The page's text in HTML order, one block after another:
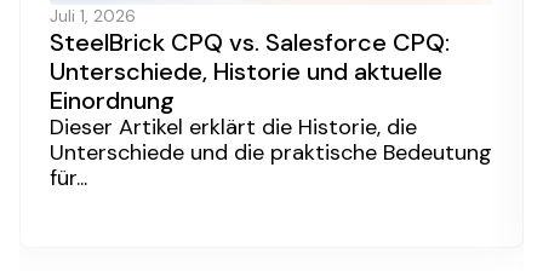
Juli 1, 2026
SteelBrick CPQ vs. Salesforce CPQ:
Unterschiede, Historie und aktuelle
Einordnung
Dieser Artikel erklärt die Historie, die
Unterschiede und die praktische Bedeutung
für...